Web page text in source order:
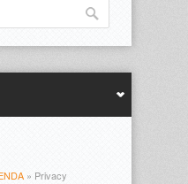
» Privacy